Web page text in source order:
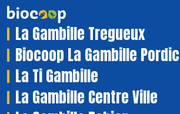
La Gambille Tregueux
Biocoop La Gambille Pordic
La Ti Gambille
La Gambille Centre Ville